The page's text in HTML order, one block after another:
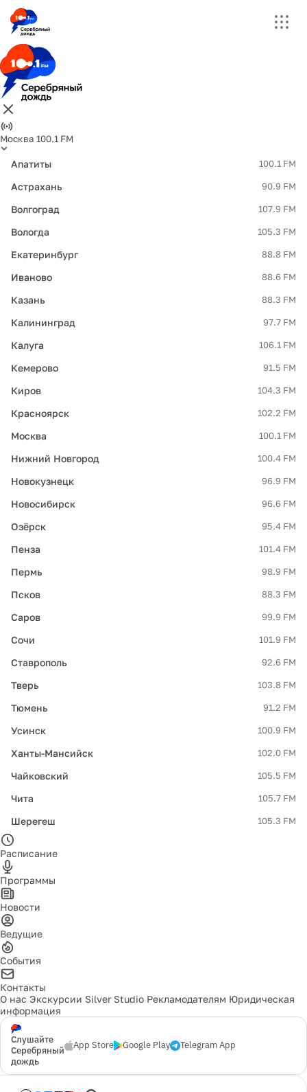
Москва 100.1 FM
Апатиты 100.1 FM
Астрахань 90.9 FM
Волгоград 107.9 FM
Вологда 105.3 FM
Екатеринбург 88.8 FM
Иваново 88.6 FM
Казань 88.3 FM
Калининград 97.7 FM
Калуга 106.1 FM
Кемерово 91.5 FM
Киров 104.3 FM
Красноярск 102.2 FM
Москва 100.1 FM
Нижний Новгород 100.4 FM
Новокузнецк 96.9 FM
Новосибирск 96.6 FM
Озёрск 95.4 FM
Пенза 101.4 FM
Пермь 98.9 FM
Псков 88.3 FM
Саров 99.9 FM
Сочи 101.9 FM
Ставрополь 92.6 FM
Тверь 103.8 FM
Тюмень 91.2 FM
Усинск 100.9 FM
Ханты-Мансийск 102.0 FM
Чайковский 105.5 FM
Чита 105.7 FM
Шерегеш 105.3 FM
Расписание
Программы
Новости
Ведущие
События
Контакты
О нас Экскурсии Silver Studio Рекламодателям Юридическая
информация
Слушайте
Серебряный
дождь
App Store Google Play Telegram App